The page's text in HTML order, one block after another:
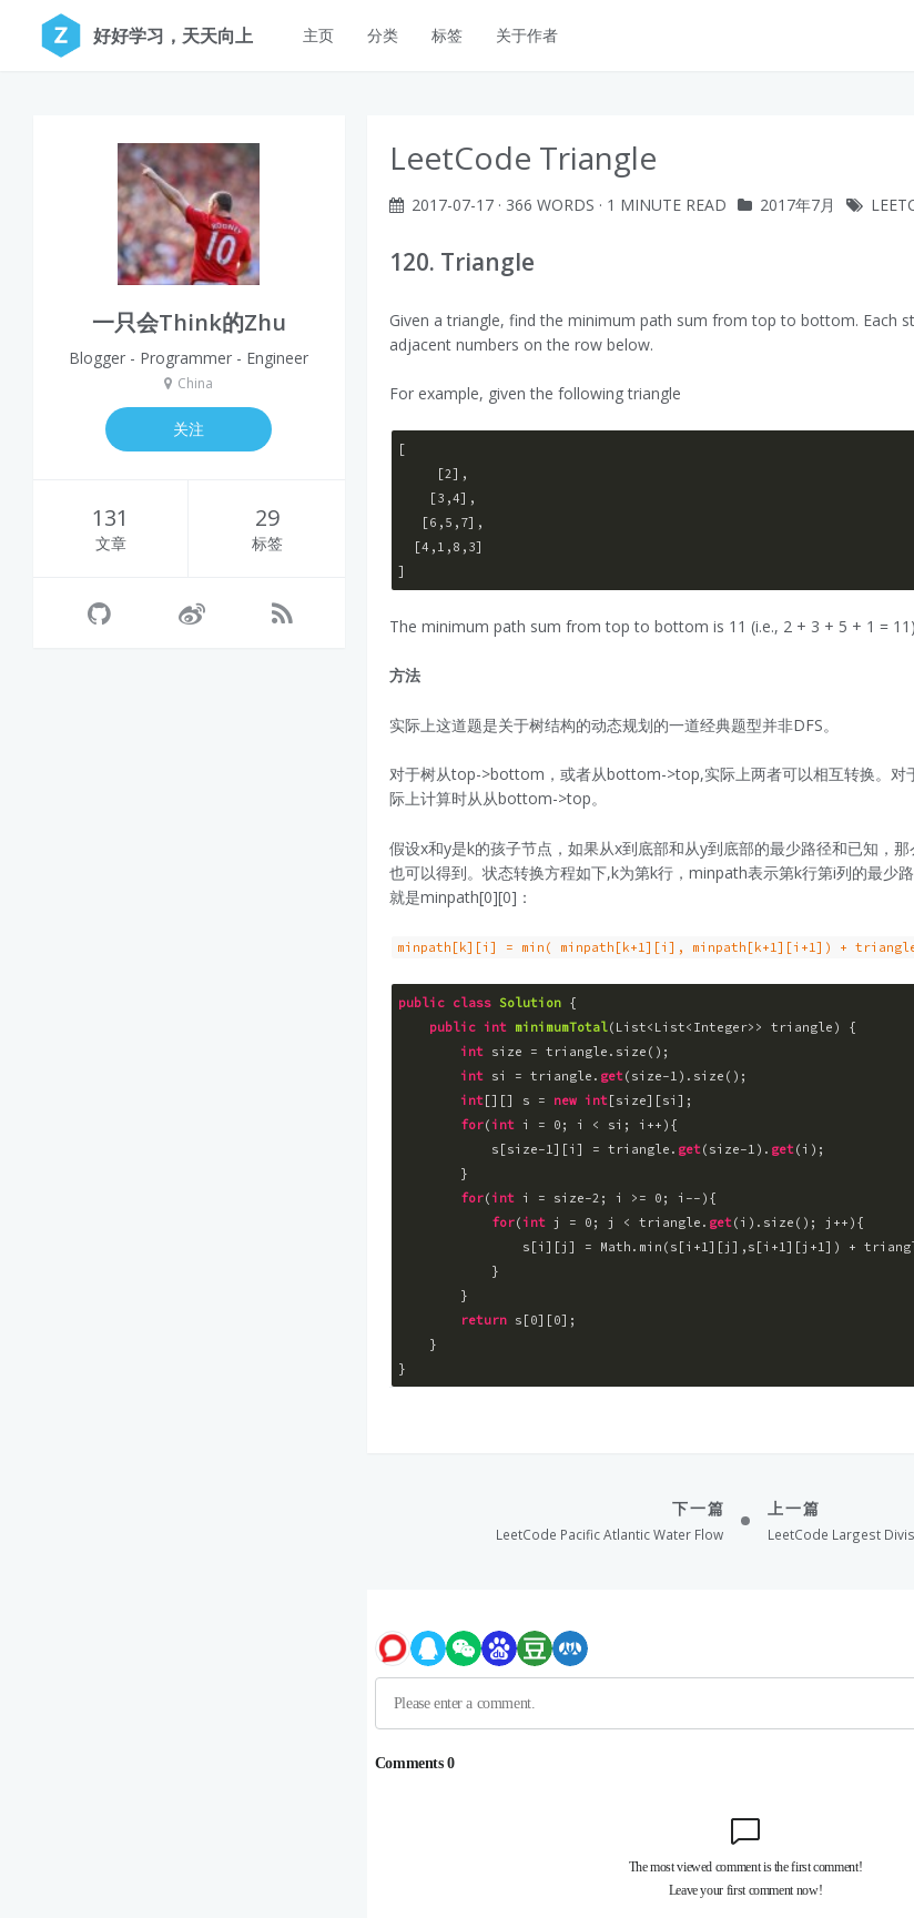
好好学习，天天向上 主页 分类 标签 关于作者
一只会Think的Zhu
Blogger - Programmer - Engineer
China
关注
131
文章
29
标签
LeetCode Triangle
2017-07-17· 366 WORDS · 1 MINUTE READ 2017年7月
120. Triangle
Given a triangle, find the minimum path sum from top to bottom. Each
adjacent numbers on the row below.
For example, given the following triangle
[
     [
2],
    [
3 ,4],
   [
6 , 5 , 7],
  [
4 , 1 , 8 , 3]
The minimum path sum from top to bottom is 11 (i.e., 2 + 3 + 5 + 1 =
方法
实际上这道题是关于树结构的动态规划的一道经典题型并非DFS。
对于树从top->bottom，或者从bottom->top,实际上两者可以相互转换。
际上计算时从从bottom->top。
假设x和y是k的孩子节点，如果从x到底部和从y到底部的最少路径和已知，
也可以得到。状态转换方程如下,k为第k行，minpath表示第k行第i列的最少
就是minpath[0][0]：
minpath[k][i] = min( minpath[k+1][i], minpath[k+1][i+1]) +
public class Solution {
public
int minimumTotal( List<List<Integer>> triangle )
{
int size = triangle.size();
int si = triangle. get(size-1 ).size();
int[][] s = new int[size][si];
for( int i = 0 ; i < si; i++){
            s[size
-1][i] = triangle. get(size-1 ). get(i);
        }
for( int i = size-2 ; i >= 0 ; i--){
for( int j = 0 ; j < triangle. get(i).size(); j++){
                s[i][j] = Math.min(s[i+
1][j],s[i+1][j+1]) +
            }
        }
return s[0][0];
    }
上一篇
LeetCode Largest
下一篇
LeetCode Pacific Atlantic Water Flow